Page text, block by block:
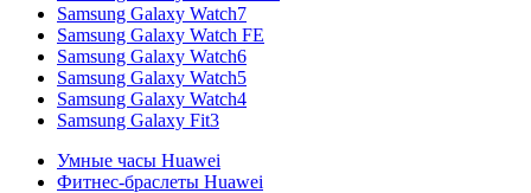
Samsung Galaxy Watch7
Samsung Galaxy Watch FE
Samsung Galaxy Watch6
Samsung Galaxy Watch5
Samsung Galaxy Watch4
Samsung Galaxy Fit3
Умные часы Huawei
Фитнес-браслеты Huawei